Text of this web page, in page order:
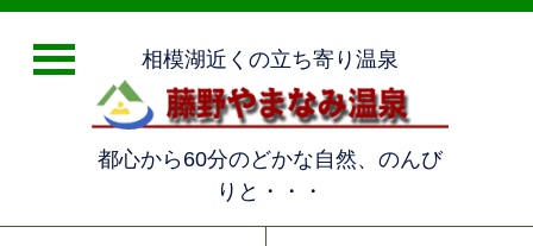
相模湖近くの立ち寄り温泉
都心から60分のどかな自然、のんび
りと・・・